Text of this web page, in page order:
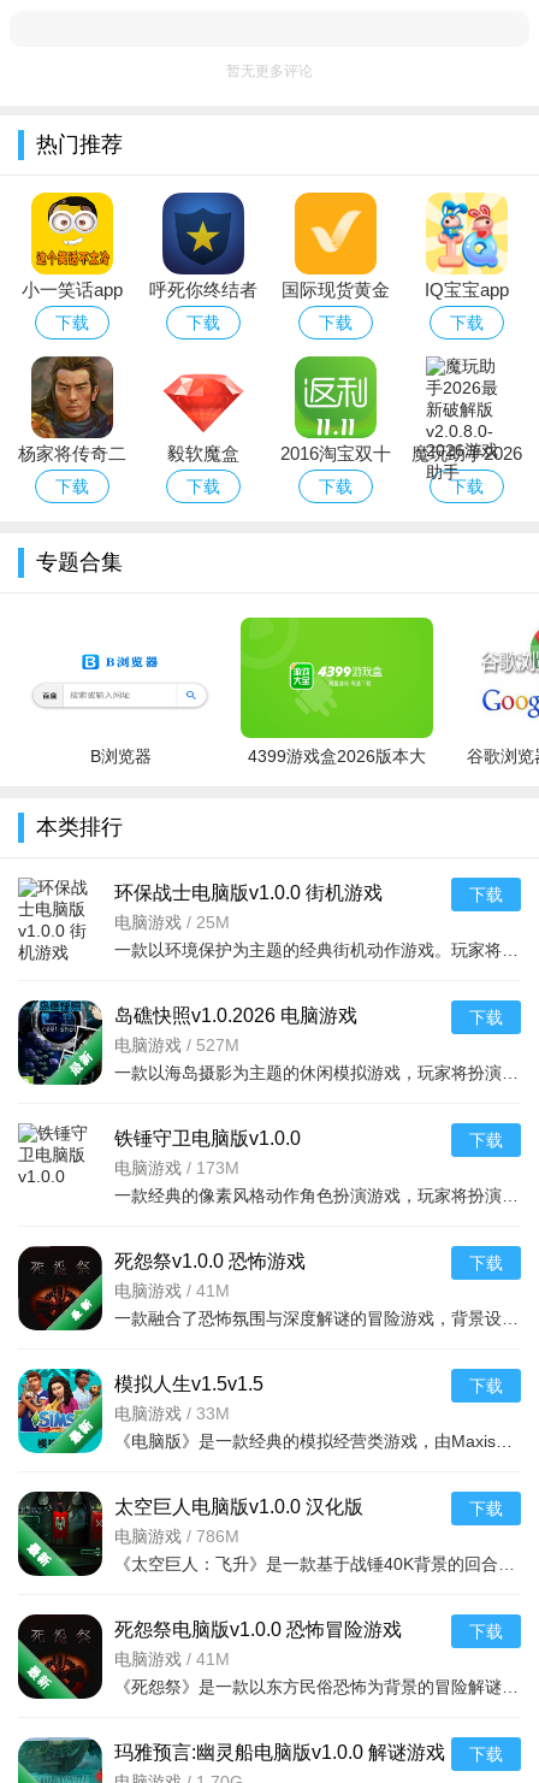
然后再点击“新建训练”
用户们可以根据专业的训练建议来制定自己的专属健身计
划，需要点击“加动作”来制作计划
暂无更多评论
热门推荐
小一笑话app
下载
呼死你终结者
下载
国际现货黄金
分析软件
下载
IQ宝宝app
下载
杨家将传奇二
线攻略（含数
下载
毅软魔盒
下载
2016淘宝双十
一购物省钱返
下载
魔玩助手2026
最新破解版
下载
专题合集
B浏览器
4399游戏盒2026版本大
谷歌浏览
本类排行
环保战士电脑版v1.0.0 街机游戏
电脑游戏 / 25M
下载
岛礁快照v1.0.2026 电脑游戏
电脑游戏 / 527M
下载
铁锤守卫电脑版v1.0.0
电脑游戏 / 173M
下载
死怨祭v1.0.0 恐怖游戏
电脑游戏 / 41M
下载
模拟人生v1.5v1.5
电脑游戏 / 33M
下载
太空巨人电脑版v1.0.0 汉化版
电脑游戏 / 786M
下载
死怨祭电脑版v1.0.0 恐怖冒险游戏
电脑游戏 / 41M
下载
玛雅预言:幽灵船电脑版v1.0.0 解谜游戏 下载